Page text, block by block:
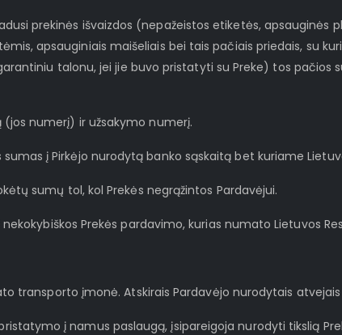
prekinės išvaizdos (nepažeistos etiketės, apsauginės
apsauginiais maišeliais bei tais pačiais priedais, su
talonu, jei jie buvo pristatyti su Preke) tos pačios
(jos numerį) ir užsakymo numerį.
sumas į Pirkėjo nurodytą banko sąskaitą bet kuriame
sumų tol, kol Prekės negrąžintos Pardavėjui.
Prekės pardavimo, kurias numato Lietuvos
transporto įmonė. Atskirais Pardavėjo nurodytais
į namus paslaugą, įsipareigoja nurodyti tikslią